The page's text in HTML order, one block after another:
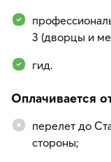
3 (дворцы и
гид.
Оплачивается
перелет до
стороны;